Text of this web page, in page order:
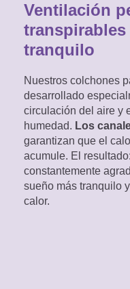
Ventilación
tranquilo
Nuestros colchones
desarrollado
circulación del aire y
humedad. Los
garantizan que el
acumule. El
constantemente
sueño más tranquilo
calor.